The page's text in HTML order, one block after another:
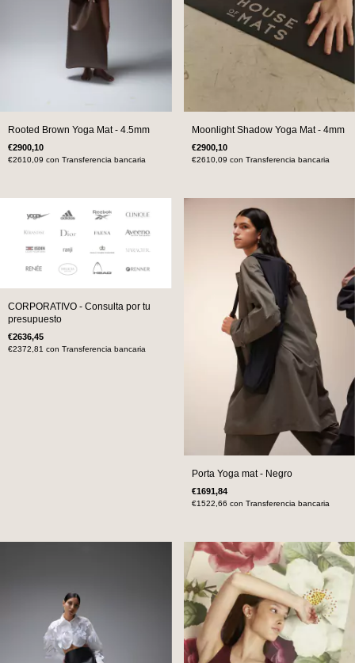
Rooted Brown Yoga Mat - 4.5mm
€2900,10
€2610,09 con Transferencia bancaria
Moonlight Shadow Yoga Mat - 4mm
€2900,10
€2610,09 con Transferencia bancaria
CORPORATIVO - Consulta por tu
presupuesto
€2636,45
€2372,81 con Transferencia bancaria
Porta Yoga mat - Negro
€1691,84
€1522,66 con Transferencia bancaria